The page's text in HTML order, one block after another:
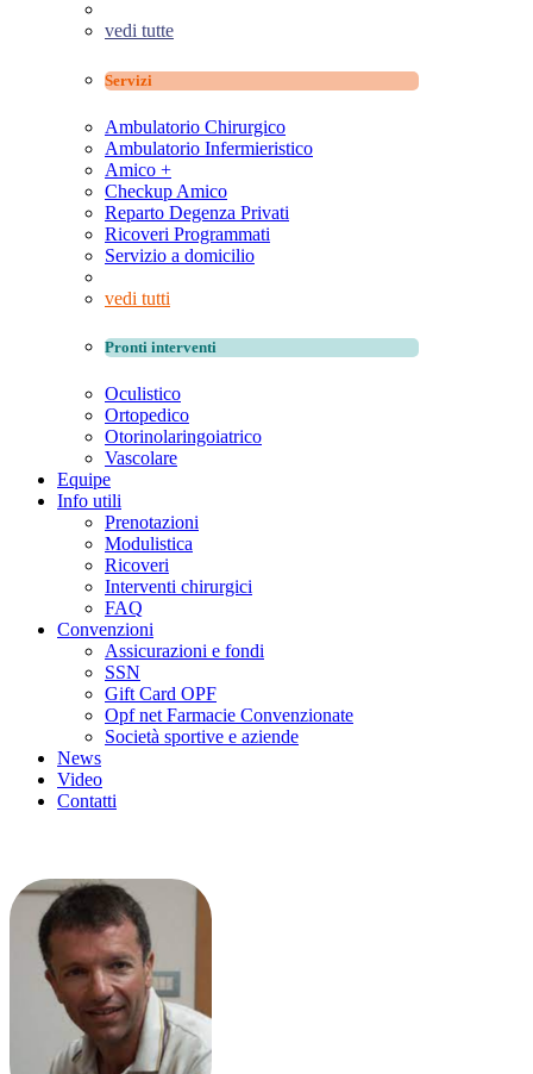
vedi tutte
Servizi
Ambulatorio Chirurgico
Ambulatorio Infermieristico
Amico +
Checkup Amico
Reparto Degenza Privati
Ricoveri Programmati
Servizio a domicilio
vedi tutti
Pronti interventi
Oculistico
Ortopedico
Otorinolaringoiatrico
Vascolare
Equipe
Info utili
Prenotazioni
Modulistica
Ricoveri
Interventi chirurgici
FAQ
Convenzioni
Assicurazioni e fondi
SSN
Gift Card OPF
Opf net Farmacie Convenzionate
Società sportive e aziende
News
Video
Contatti